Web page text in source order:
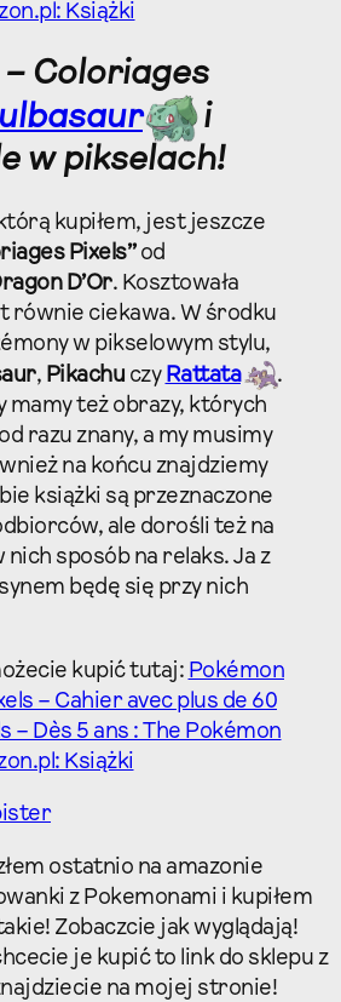
Książki
Coloriages
i
w pikselach!
kupiłem, jest jeszcze
Pixels”od
D’Or. Kosztowała
równie ciekawa. W środku
w pikselowym stylu,
, Pikachu czy Rattata
.
mamy też obrazy, których
razu znany, a my musimy
na końcu znajdziemy
książki są przeznaczone
ale dorośli też na
nich sposób na relaks. Ja z
będę się przy nich
kupić tutaj: Pokémon
– Cahier avec plus de 60
– Dès 5 ans : The Pokémon
Książki
ostatnio na amazonie
z Pokemonami i kupiłem
Zobaczcie jak wyglądają!
je kupić to link do sklepu z
na mojej stronie!